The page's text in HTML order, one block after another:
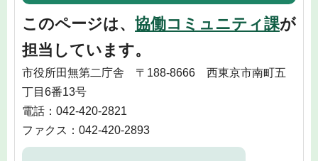
このページは、 協働コミュニティ課が
担当しています。
市役所田無第二庁舎 〒188-8666 西東京市南町五
丁目6番13号
電話：042-420-2821
ファクス：042-420-2893